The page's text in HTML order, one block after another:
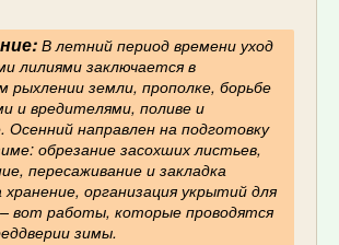
В летний период времени уход
лилиями заключается в
рыхлении земли, прополке, борьбе
и вредителями, поливе и
Осенний направлен на подготовку
обрезание засохших листьев,
пересаживание и закладка
хранение, организация укрытий для
вот работы, которые проводятся
зимы.